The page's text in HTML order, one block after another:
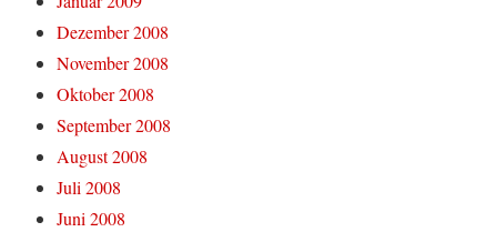
Dezember 2008
November 2008
Oktober 2008
September 2008
August 2008
Juli 2008
Juni 2008